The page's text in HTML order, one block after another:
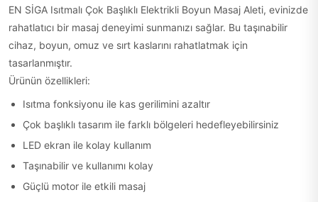
EN SİGA Isıtmalı Çok Başlıklı Elektrikli Boyun Masaj Aleti, evinizde
rahatlatıcı bir masaj deneyimi sunmanızı sağlar. Bu taşınabilir
cihaz, boyun, omuz ve sırt kaslarını rahatlatmak için
tasarlanmıştır.
Ürünün özellikleri:
Isıtma fonksiyonu ile kas gerilimini azaltır
Çok başlıklı tasarım ile farklı bölgeleri hedefleyebilirsiniz
LED ekran ile kolay kullanım
Taşınabilir ve kullanımı kolay
Güçlü motor ile etkili masaj